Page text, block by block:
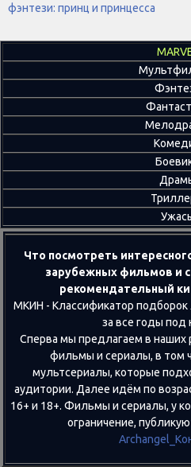
фэнтези: принц и принцесса
Что посмотреть
зарубежных фильмов и
рекомендательный
МКИН - Классификатор
за все годы под
Сперва мы предлагаем в наших
фильмы и сериалы, в том
мультсериалы, которые
аудитории. Далее идём по
16+ и 18+. Фильмы и сериалы, у
ограничение,